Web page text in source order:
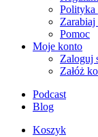
Polityka
Zarabiaj
Pomoc
Moje konto
Zaloguj
Załóż
Podcast
Blog
Koszyk